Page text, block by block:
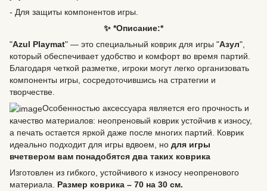
- Для защиты компонентов игры.
✨ *Описание:*
"Azul Playmat" — это специальный коврик для игры "Азул",
который обеспечивает удобство и комфорт во время партий.
Благодаря четкой разметке, игроки могут легко организовать
компоненты игры, сосредоточившись на стратегии и
творчестве.
Особенностью аксессуара является его прочность и
качество материалов: неопреновый коврик устойчив к износу,
а печать остается яркой даже после многих партий. Коврик
идеально подходит для игры вдвоем, но для игры
вчетвером вам понадобятся два таких коврика
Изготовлен из гибкого, устойчивого к износу неопренового
материала. Размер коврика – 70 на 30 см.